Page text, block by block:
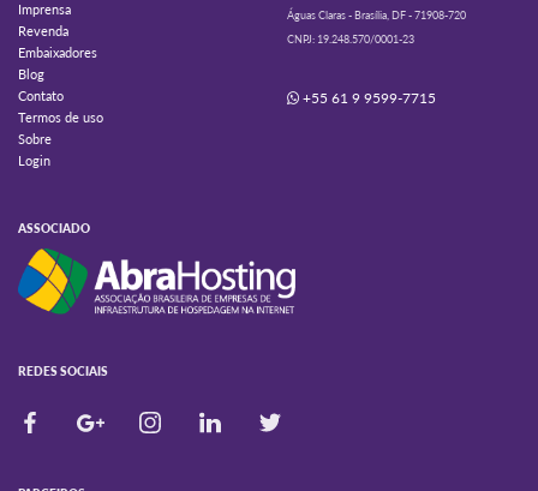
Imprensa
Revenda
Embaixadores
Blog
Contato
Termos de uso
Sobre
Login
Águas Claras - Brasília, DF - 71908-720
CNPJ: 19.248.570/0001-23
+55 61 9 9599-7715
ASSOCIADO
REDES SOCIAIS